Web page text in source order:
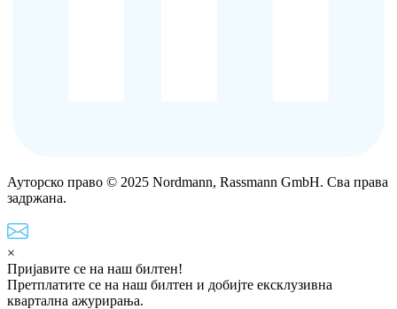
Ауторско право © 2025 Nordmann, Rassmann GmbH. Сва права
задржана.
×
Пријавите се на наш билтен!
Претплатите се на наш билтен и добијте ексклузивна
квартална ажурирања.